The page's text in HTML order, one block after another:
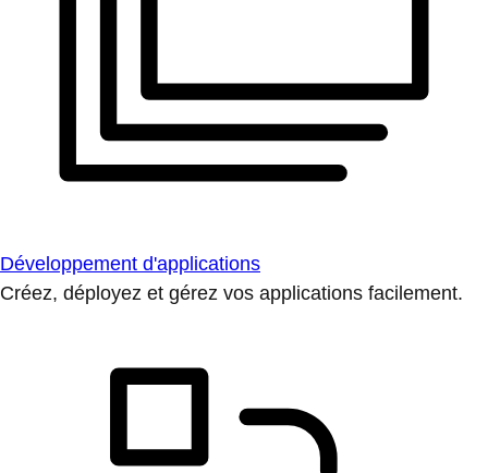
Développement d'applications
Créez, déployez et gérez vos applications facilement.